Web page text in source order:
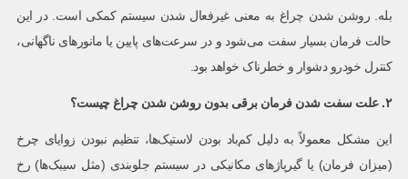
بله. روشن شدن چراغ به معنی غیرفعال شدن سیستم کمکی است. در این
حالت فرمان بسیار سفت می‌شود و در سرعت‌های پایین یا مانورهای ناگهانی،
کنترل خودرو دشوار و خطرناک خواهد بود.
۲.علت سفت شدن فرمان برقی بدون روشن شدن چراغ چیست؟
این مشکل معمولاً به دلیل کم‌باد بودن لاستیک‌ها، تنظیم نبودن زوایای چرخ
(میزان فرمان) یا گیرپاژهای مکانیکی در سیستم جلوبندی (مثل سیبک‌ها) رخ